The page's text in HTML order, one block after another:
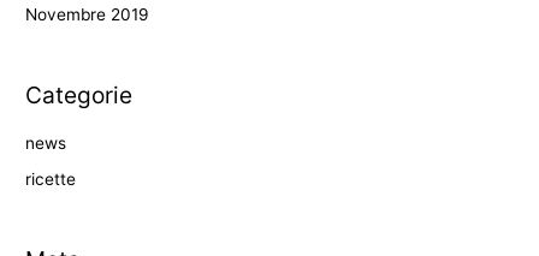
Novembre 2019
Categorie
news
ricette